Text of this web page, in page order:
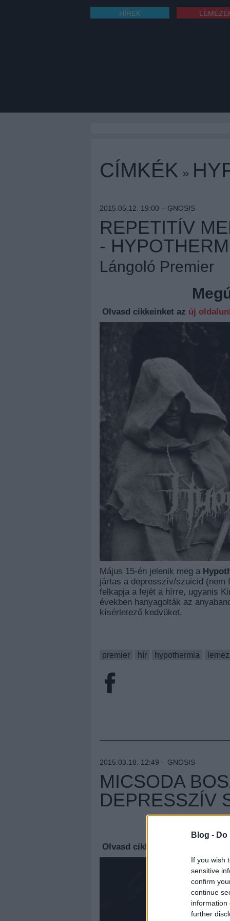
Blog -
If you wish
sensitive
confirm
continue
information
further
HÍREK
CÍMKÉK »
2015.05.12. 19:00 – GNOSIS
REPETITÍV
-
Lángoló Premier
Olvasd cikkeinket az új
Május 15-én jelenik meg a
jártas a depresszív/szuicid (nem
felkapja a fejét a hírre, ugyanis
években hanyagolták az
kísérletező kedvüket.
premier
hír hypothermia
2015.03.18. 12:49 – GNOSIS
MICSODA
DEPRESSZÍV
Olvasd cikkeinket az